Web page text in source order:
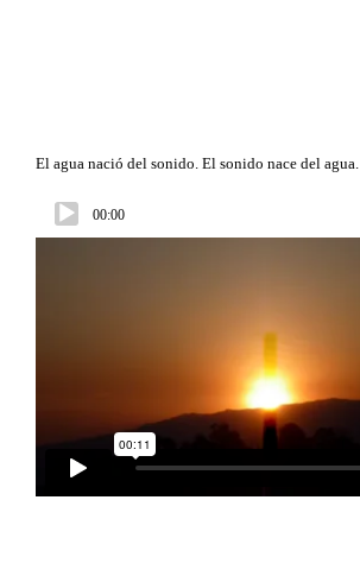
El agua nació del sonido. El sonido nace del agua.
Audio
Player
00:00